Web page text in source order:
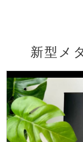
新型メ